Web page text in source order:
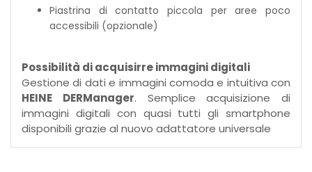
Piastrina di contatto piccola per aree poco
accessibili (opzionale)
Possibilità di acquisirre immagini digitali
Gestione di dati e immagini comoda e intuitiva con
HEINE DERManager. Semplice acquisizione di
immagini digitali con quasi tutti gli smartphone
disponibili grazie al nuovo adattatore universale